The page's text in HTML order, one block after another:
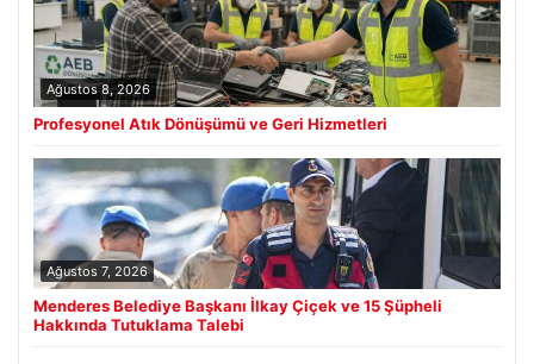
Ağustos 8, 2026
Profesyonel Atık Dönüşümü ve Geri Hizmetleri
Ağustos 7, 2026
Menderes Belediye Başkanı İlkay Çiçek ve 15 Şüpheli
Hakkında Tutuklama Talebi